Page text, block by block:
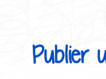
Publier